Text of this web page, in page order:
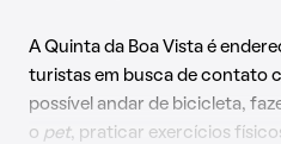
A Quinta da Boa Vista é
turistas em busca de contato
possível andar de bicicleta,
o pet, praticar exercícios